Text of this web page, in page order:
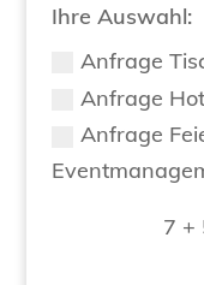
Ihre Auswahl:
Anfrage
Anfrage
Anfrage
7 +